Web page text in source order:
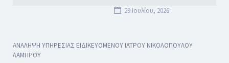
29 Ιουλίου, 2026
ΑΝΑΛΗΨΗ ΥΠΗΡΕΣΙΑΣ ΕΙΔΙΚΕΥΟΜΕΝΟΥ ΙΑΤΡΟΥ ΝΙΚΟΛΟΠΟΥΛΟΥ
ΛΑΜΠΡΟΥ